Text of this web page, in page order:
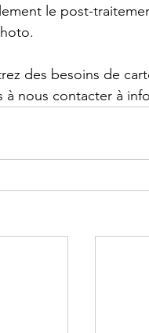
le post-
des besoins de
à nous contacter à